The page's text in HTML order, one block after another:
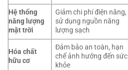
Hệ thống
năng lượng
mặt trời
Giảm chi phí điện năng,
sử dụng nguồn năng
lượng sạch
Hóa chất
hữu cơ
Đảm bảo an toàn, hạn
chế ảnh hưởng đến sức
khỏe